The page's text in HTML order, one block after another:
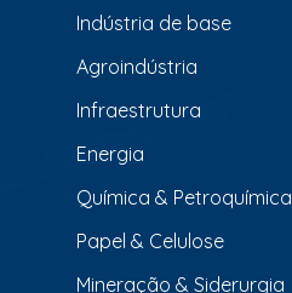
Indústria de base
Agroindústria
Infraestrutura
Energia
Química & Petroquímica
Papel & Celulose
Mineração & Siderurgia